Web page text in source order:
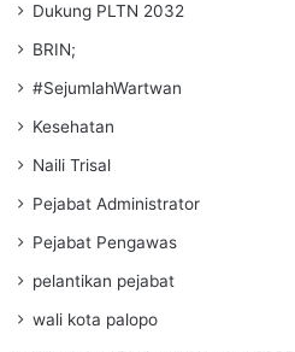
Dukung PLTN 2032
BRIN;
#SejumlahWartwan
Kesehatan
Naili Trisal
Pejabat Administrator
Pejabat Pengawas
pelantikan pejabat
wali kota palopo